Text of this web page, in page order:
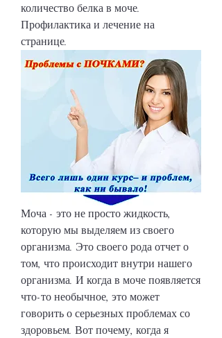
количество белка в моче.
Профилактика и лечение на
странице.
Моча - это не просто жидкость,
которую мы выделяем из своего
организма. Это своего рода отчет о
том, что происходит внутри нашего
организма. И когда в моче появляется
что-то необычное, это может
говорить о серьезных проблемах со
здоровьем. Вот почему, когда я